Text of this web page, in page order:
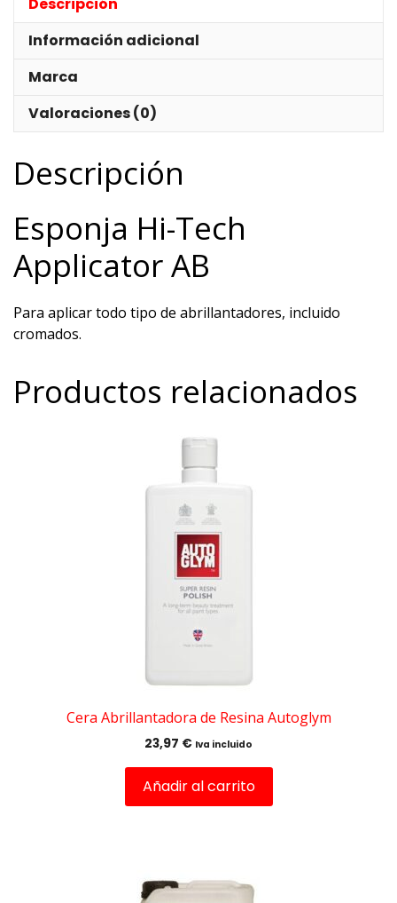
Información adicional
Marca
Valoraciones (0)
Descripción
Esponja Hi-Tech
Applicator AB
Para aplicar todo tipo de abrillantadores, incluido
cromados.
Productos relacionados
Cera Abrillantadora de Resina Autoglym
23,97 € Iva incluido
Añadir al carrito